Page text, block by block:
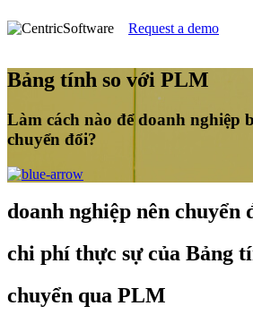
Request a demo
Bảng tính so với PLM
Làm cách nào để doanh nghiệp
chuyển đổi?
doanh nghiệp nên chuyển
chi phí thực sự của Bảng
chuyển qua PLM